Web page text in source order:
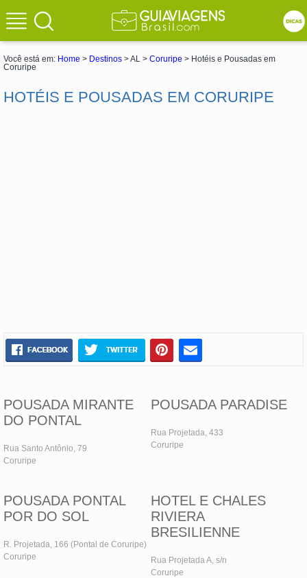
Você está em: Home > Destinos > AL > Coruripe > Hotéis e Pousadas em
Coruripe
HOTÉIS E POUSADAS EM CORURIPE
POUSADA MIRANTE
DO PONTAL
Rua Santo Antônio, 79
Coruripe
POUSADA PARADISE
Rua Projetada, 433
Coruripe
POUSADA PONTAL
POR DO SOL
R. Projetada, 166 (Pontal de Coruripe)
Coruripe
HOTEL E CHALES
RIVIERA
BRESILIENNE
Rua Projetada A, s/n
Coruripe